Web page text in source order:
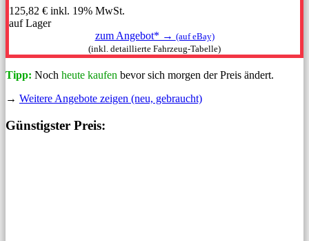
125,82 € inkl. 19% MwSt.
auf Lager
zum Angebot* → (auf eBay)
(inkl. detaillierte Fahrzeug-Tabelle)
Tipp: Noch heute kaufen bevor sich morgen der Preis ändert.
→ Weitere Angebote zeigen (neu, gebraucht)
Günstigster Preis: